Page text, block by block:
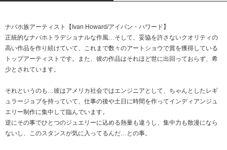
ナバホ族アーティスト【Ivan Howard/アイバン・ハワード】
正統的なナバホトラデショナルな作風…そして、妥協を許さないクオリティの
高い作品を作り続けていて、これまで数々のアートショウで賞を獲得している
トップアーティストです。また、彼の作品はそれほど世に出回っておらず、希
少とされています。
それというのも…彼はアメリカ社会ではエンジニアとして、ちゃんとしたレギ
ュラージョブを持っていて、仕事の後や土日に時間を作ってインディアンジュ
エリー制作に集中して臨んでいます。
逆にその事でひとつのジュエリーに込める熱量も違うし、集中力も散漫になら
ないし、このスタンスが気に入ってるんだ…との事。